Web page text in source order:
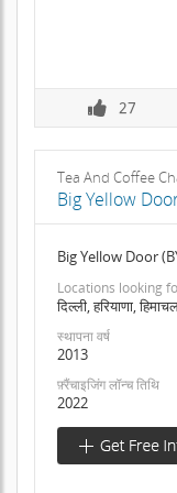
27
Tea And Coffee
Big Yellow
Big Yellow Door
Locations looking
दिल्ली, हरियाणा,
स्थापना वर्ष
2013
फ़्रैंचाइजिंग लॉन्च तिथि
2022